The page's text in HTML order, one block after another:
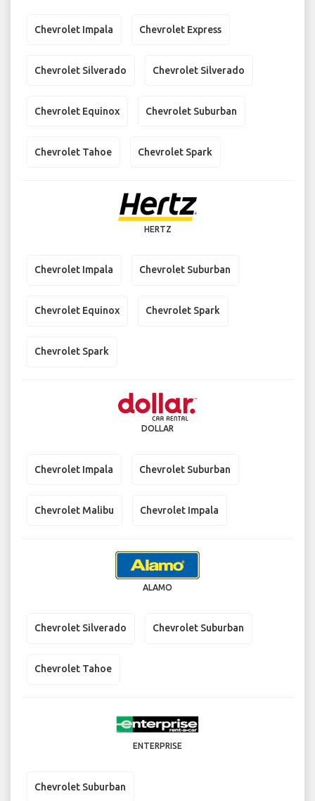
Chevrolet Impala Chevrolet Express
Chevrolet Silverado Chevrolet Silverado
Chevrolet Equinox Chevrolet Suburban
Chevrolet Tahoe Chevrolet Spark
HERTZ
Chevrolet Impala Chevrolet Suburban
Chevrolet Equinox Chevrolet Spark
Chevrolet Spark
DOLLAR
Chevrolet Impala Chevrolet Suburban
Chevrolet Malibu Chevrolet Impala
ALAMO
Chevrolet Silverado Chevrolet Suburban
Chevrolet Tahoe
ENTERPRISE
Chevrolet Suburban